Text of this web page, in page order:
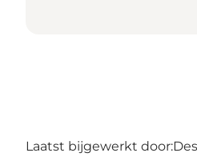
Laatst bijgewerkt door: